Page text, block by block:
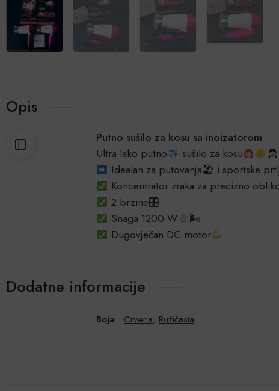
Opis
Putno sušilo za kosu sa inoizatorom
Ultra lako putno
sušilo za kosu
Idealan za putovanja🏖 i sportske
Koncentrator zraka za precizno
2 brzine🎛
Snaga 1200 W
🌬
Dugovječan DC motor
Dodatne informacije
Boja Crvena, Ružičasta